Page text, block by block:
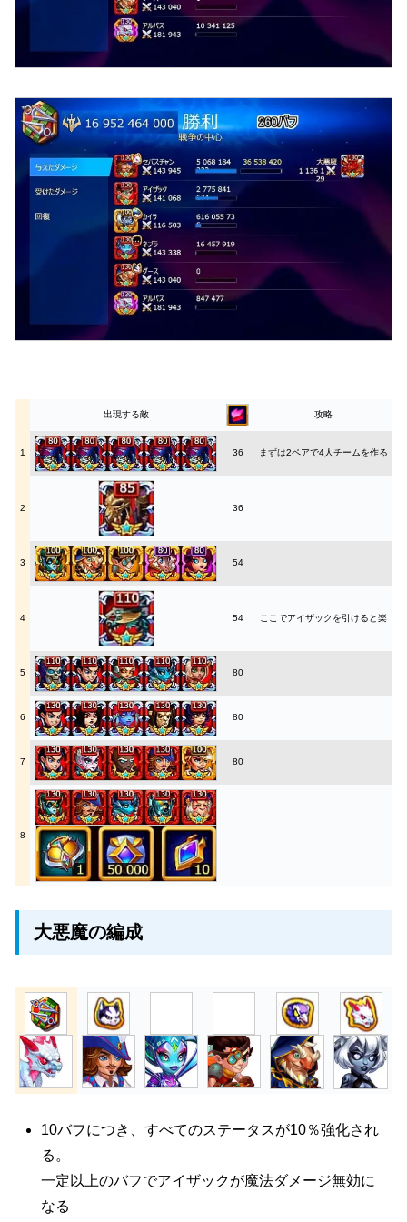
出現する敵 攻略
1 36 まずは2ペアで4人チームを作る
2 36
3 54
4 54 ここでアイザックを引けると楽
5 80
6 80
7 80
8
大悪魔の編成
10バフにつき、すべてのステータスが10％強化され
る。
一定以上のバフでアイザックが魔法ダメージ無効に
なる